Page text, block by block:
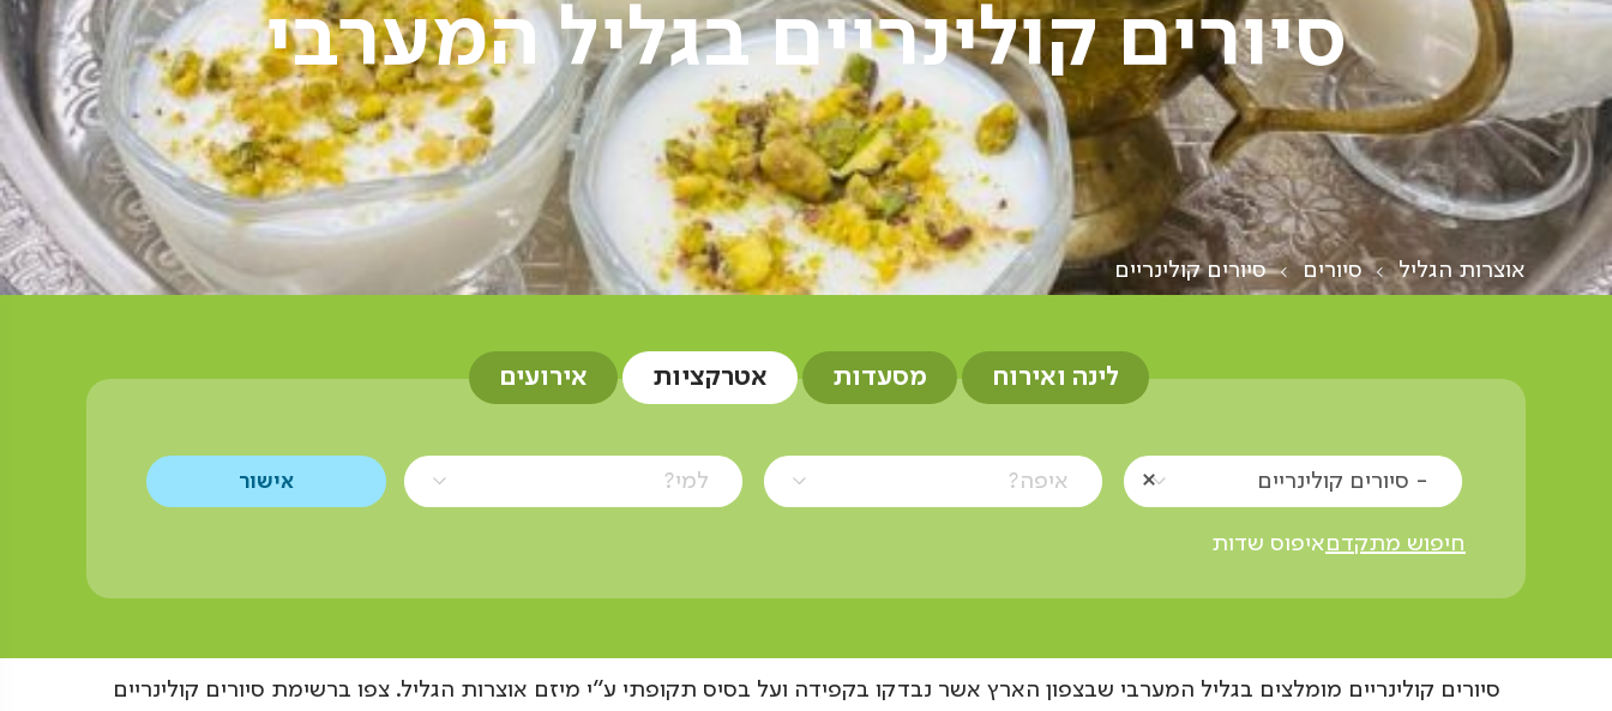
סיורים קולינריים בגליל המערבי
אוצרות הגליל סיורים סיורים קולינריים
לינה ואירוח מסעדות אטרקציות אירועים
- סיורים קולינריים איפה? למי?
חיפוש מתקדםאיפוס שדות
סיורים קולינריים מומלצים בגליל המערבי שבצפון הארץ אשר נבדקו בקפידה ועל בסיס תקופתי ע"י מיזם אוצרות הגליל. צפו ברשימת סיורים קולינריים